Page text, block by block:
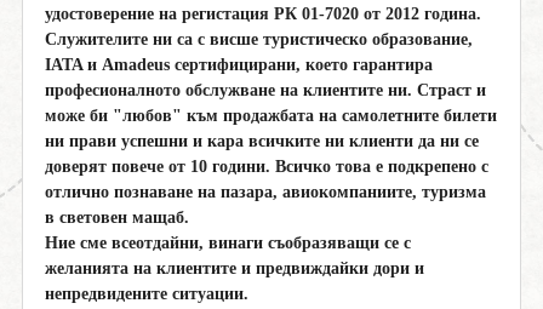
поверителност
0888 319166 Запитване
СВЪРЖИ СЕ С НАС
удостоверение на регистация РК 01-7020 от 2012 година.
Служителите ни са с висше туристическо образование,
IATA и Amadeus сертифицирани, което гарантира
професионалното обслужване на клиентите ни. Страст и
може би "любов" към продажбата на самолетните билети
ни прави успешни и кара всичките ни клиенти да ни се
доверят повече от 10 години. Всичко това е подкрепено с
отлично познаване на пазара, авиокомпаниите, туризма
в световен мащаб.
Ние сме всеотдайни, винаги съобразяващи се с
желанията на клиентите и предвиждайки дори и
непредвидените ситуации.